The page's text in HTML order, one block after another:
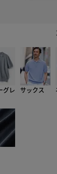
グレ
サックス